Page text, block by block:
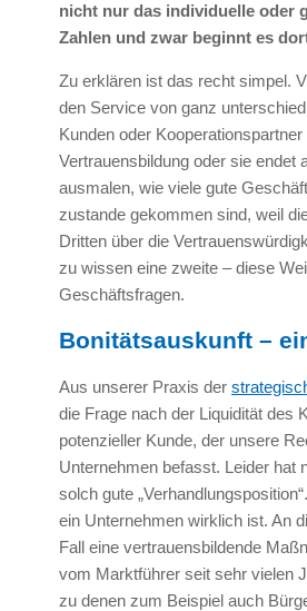
nicht nur das individuelle oder
Zahlen und zwar beginnt es
Zu erklären ist das recht simpel.
den Service von ganz
Kunden oder
Vertrauensbildung oder sie endet
ausmalen, wie viele gute
zustande gekommen sind, weil
Dritten über die
zu wissen eine zweite – diese
Geschäftsfragen.
Bonitätsauskunft –
Aus unserer Praxis der
die Frage nach der Liquidität des
potenzieller Kunde, der unsere
Unternehmen befasst. Leider hat
solch gute
ein Unternehmen wirklich ist. An
Fall eine vertrauensbildende
vom Marktführer seit sehr vielen
zu denen zum Beispiel auch